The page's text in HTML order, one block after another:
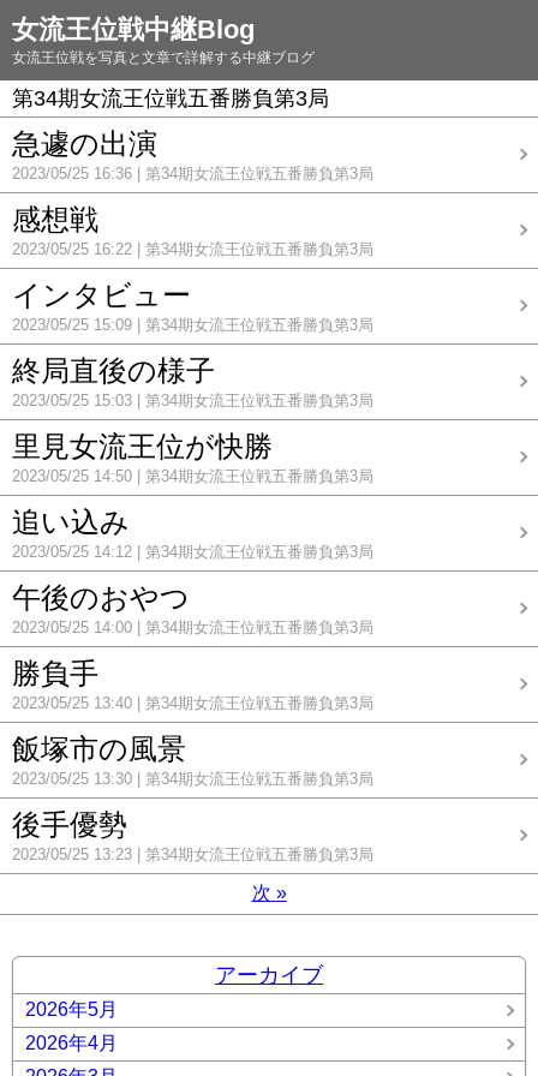
女流王位戦中継Blog
女流王位戦を写真と文章で詳解する中継ブログ
第34期女流王位戦五番勝負第3局
急遽の出演
2023/05/25 16:36 第34期女流王位戦五番勝負第3局
感想戦
2023/05/25 16:22 第34期女流王位戦五番勝負第3局
インタビュー
2023/05/25 15:09 第34期女流王位戦五番勝負第3局
終局直後の様子
2023/05/25 15:03 第34期女流王位戦五番勝負第3局
里見女流王位が快勝
2023/05/25 14:50 第34期女流王位戦五番勝負第3局
追い込み
2023/05/25 14:12 第34期女流王位戦五番勝負第3局
午後のおやつ
2023/05/25 14:00 第34期女流王位戦五番勝負第3局
勝負手
2023/05/25 13:40 第34期女流王位戦五番勝負第3局
飯塚市の風景
2023/05/25 13:30 第34期女流王位戦五番勝負第3局
後手優勢
2023/05/25 13:23 第34期女流王位戦五番勝負第3局
次 »
アーカイブ
2026年5月
2026年4月